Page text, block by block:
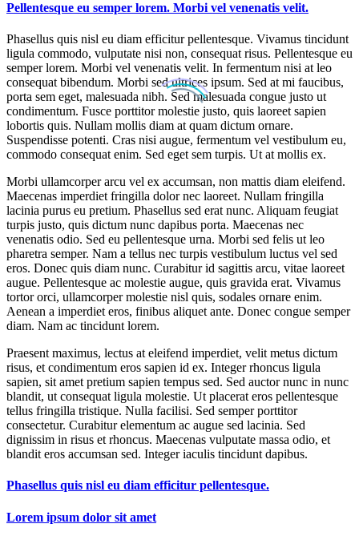
Pellentesque eu semper lorem. Morbi vel venenatis velit.
Phasellus quis nisl eu diam efficitur pellentesque. Vivamus tincidunt
ligula commodo, vulputate nisi non, consequat risus. Pellentesque eu
semper lorem. Morbi vel venenatis velit. In fermentum nisi at leo
consequat bibendum. Morbi sed ultrices ipsum. Sed at mi faucibus,
porta sem eget, malesuada nibh. Sed malesuada congue justo ut
condimentum. Fusce porttitor molestie justo, quis laoreet sapien
lobortis quis. Nullam mollis diam at quam dictum ornare.
Suspendisse potenti. Cras nisi augue, fermentum vel vestibulum eu,
commodo consequat enim. Sed eget sem turpis. Ut at mollis ex.
Morbi ullamcorper arcu vel ex accumsan, non mattis diam eleifend.
Maecenas imperdiet fringilla dolor nec laoreet. Nullam fringilla
lacinia purus eu pretium. Phasellus sed erat nunc. Aliquam feugiat
turpis justo, quis dictum nunc dapibus porta. Maecenas nec
venenatis odio. Sed eu pellentesque urna. Morbi sed felis ut leo
pharetra semper. Nam a tellus nec turpis vestibulum luctus vel sed
eros. Donec quis diam nunc. Curabitur id sagittis arcu, vitae laoreet
augue. Pellentesque ac molestie augue, quis gravida erat. Vivamus
tortor orci, ullamcorper molestie nisl quis, sodales ornare enim.
Aenean a imperdiet eros, finibus aliquet ante. Donec congue semper
diam. Nam ac tincidunt lorem.
Praesent maximus, lectus at eleifend imperdiet, velit metus dictum
risus, et condimentum eros sapien id ex. Integer rhoncus ligula
sapien, sit amet pretium sapien tempus sed. Sed auctor nunc in nunc
blandit, ut consequat ligula molestie. Ut placerat eros pellentesque
tellus fringilla tristique. Nulla facilisi. Sed semper porttitor
consectetur. Curabitur elementum ac augue sed lacinia. Sed
dignissim in risus et rhoncus. Maecenas vulputate massa odio, et
blandit eros accumsan sed. Integer iaculis tincidunt dapibus.
Phasellus quis nisl eu diam efficitur pellentesque.
Lorem ipsum dolor sit amet